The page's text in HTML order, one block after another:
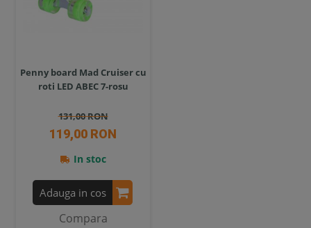
Penny board Mad Cruiser cu
roti LED ABEC 7-rosu
131,00 RON
119,00 RON
In stoc
Adauga in cos
Compara